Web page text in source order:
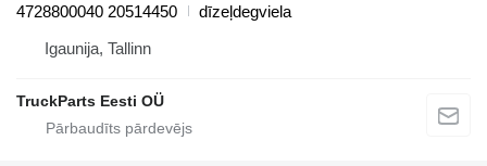
4728800040 20514450
dīzeļdegviela
Igaunija, Tallinn
TruckParts Eesti OÜ